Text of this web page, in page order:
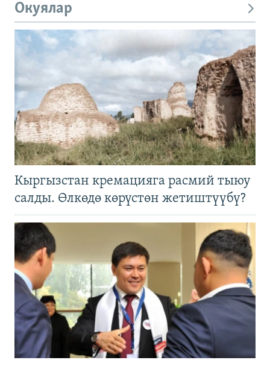
Окуялар
Кыргызстан кремацияга расмий тыюу
салды. Өлкөдө көрүстөн жетиштүүбү?